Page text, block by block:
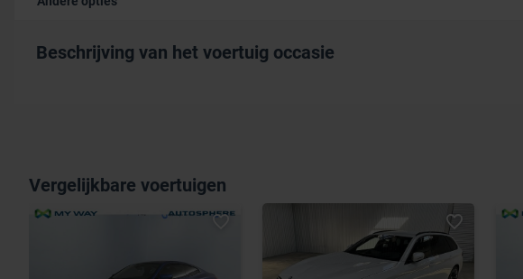
Beschrijving van het voertuig occasie
Vergelijkbare voertuigen